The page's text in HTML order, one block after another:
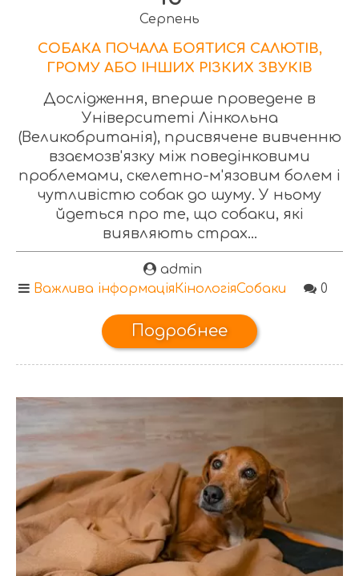
Серпень
СОБАКА ПОЧАЛА БОЯТИСЯ САЛЮТІВ,
ГРОМУ АБО ІНШИХ РІЗКИХ ЗВУКІВ
Дослідження, вперше проведене в
Університеті Лінкольна
(Великобританія), присвячене вивченню
взаємозв'язку між поведінковими
проблемами, скелетно-м'язовим болем і
чутливістю собак до шуму. У ньому
йдеться про те, що собаки, які
виявляють страх...
admin
Важлива інформаціяКінологіяСобаки 0
Подробнее